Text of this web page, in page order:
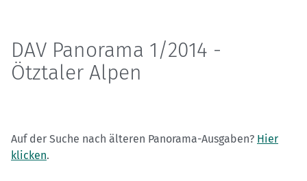
DAV Panorama 1/2014 -
Ötztaler Alpen
Auf der Suche nach älteren Panorama-Ausgaben? Hier
klicken.